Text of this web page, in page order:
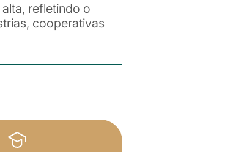
refletindo o
cooperativas